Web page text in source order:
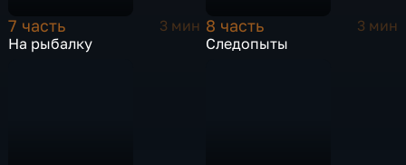
7 часть
3 мин
На рыбалку
8 часть
3 мин
Следопыты